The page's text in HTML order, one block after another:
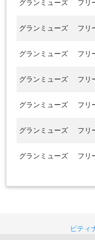
グランミューズ フリ
グランミューズ フリ
グランミューズ フリ
グランミューズ フリ
グランミューズ フリ
グランミューズ フリ
グランミューズ フリ
ピティ